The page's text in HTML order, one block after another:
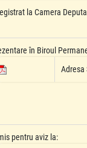
la Camera
în Biroul
Adresa
pentru aviz la: